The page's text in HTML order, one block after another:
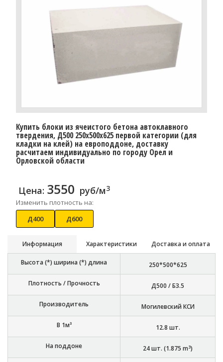
Купить блоки из ячеистого бетона автоклавного
твердения, Д500 250x500x625 первой категории (для
кладки на клей) на европоддоне, доставку
расчитаем индивидуально по городу Орел и
Орловской области
Цена: 3550 руб/м3
Изменить плотность на:
Д400
Д600
Информация Характеристики Доставка и оплата
Высота (*) ширина (*) длина 250*500*625
Плотность / Прочность Д500 / Б3.5
Производитель Могилевский КСИ
В 1м³ 12.8 шт.
На поддоне 24шт. (1.875 m3)